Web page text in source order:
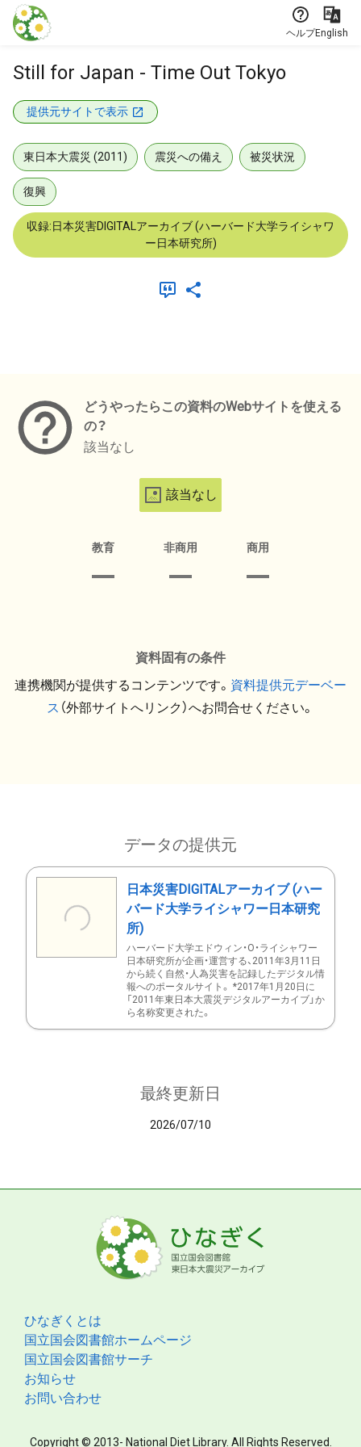
本文に飛ぶ
ヘルプEnglish
Still for Japan - Time Out Tokyo
提供元サイトで表示
東日本大震災 (2011) 震災への備え 被災状況
復興
収録:日本災害DIGITALアーカイブ (ハーバード大学ライシャワ
ー日本研究所)
どうやったらこの資料のWebサイトを使える
の？
該当なし
該当なし
教育 非商用 商用
資料固有の条件
連携機関が提供するコンテンツです。 資料提供元デーベー
ス （外部サイトへリンク）へお問合せください。
データの提供元
日本災害DIGITALアーカイブ (ハー
バード大学ライシャワー日本研究
所)
ハーバード大学エドウィン・O・ライシャワー
日本研究所が企画・運営する、2011年3月11日
から続く自然・人為災害を記録したデジタル情
報へのポータルサイト。 *2017年1月20日に
「2011年東日本大震災デジタルアーカイブ」か
ら名称変更された。
最終更新日
2026/07/10
ひなぎくとは
国立国会図書館ホームページ
国立国会図書館サーチ
お知らせ
お問い合わせ
Copyright © 2013- National Diet Library. All Rights Reserved.